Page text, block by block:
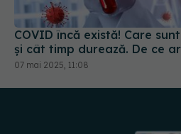
COVID încă există! Care
și cât timp durează. De ce
07 mai 2025, 11:08